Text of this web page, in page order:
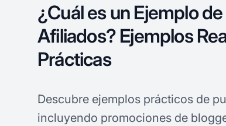
¿Cuál es un Ejemplo
Afiliados? Ejemplos
Prácticas
Descubre ejemplos prácticos de
incluyendo promociones de